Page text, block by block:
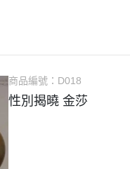
商品編號： D018
性別揭曉 金莎